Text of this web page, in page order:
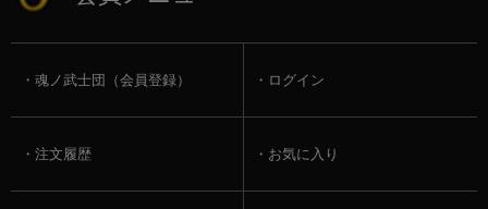
魂ノ武士団（会員登録） ログイン
注文履歴 お気に入り